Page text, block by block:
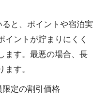
と、ポイントや宿泊実
ントが貯まりにくく
ます。最悪の場合、長
す。
定の割引価格